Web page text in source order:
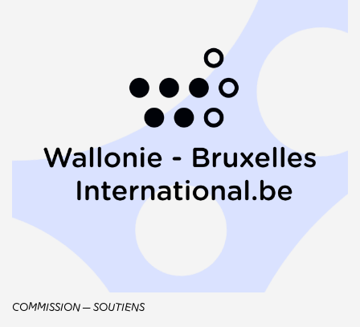
COMMISSION SOUTIENS